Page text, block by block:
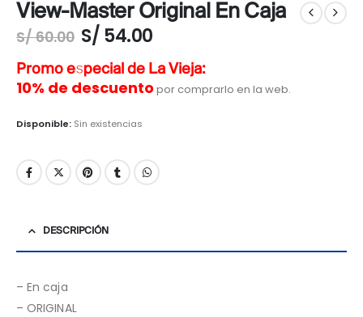
View-Master Original En Caja
S/60.00 S/ 54.00
Promo especial de La Vieja:
10% de descuento por comprarlo en la web.
Disponible: Sin existencias
DESCRIPCIÓN
– En caja
– ORIGINAL